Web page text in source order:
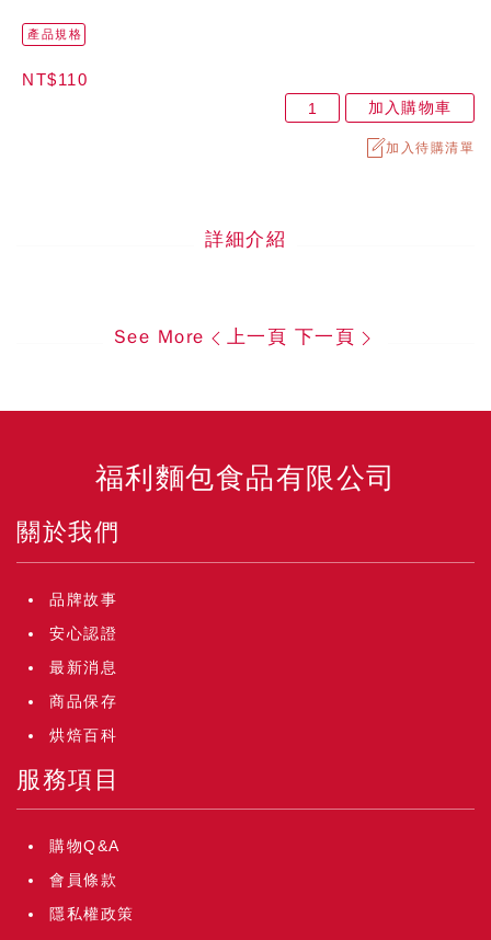
產品規格
NT$110
加入購物車
加入待購清單
詳細介紹
See More 上一頁 下一頁
福利麵包食品有限公司
關於我們
品牌故事
安心認證
最新消息
商品保存
烘焙百科
服務項目
購物Q&A
會員條款
隱私權政策